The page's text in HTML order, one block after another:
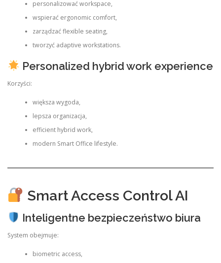
personalizować workspace,
wspierać ergonomic comfort,
zarządzać flexible seating,
tworzyć adaptive workstations.
Personalized hybrid work experience
Korzyści:
większa wygoda,
lepsza organizacja,
efficient hybrid work,
modern Smart Office lifestyle.
Smart Access Control AI
Inteligentne bezpieczeństwo biura
System obejmuje:
biometric access,